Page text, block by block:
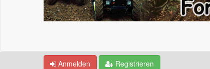
Anmelden Registrieren